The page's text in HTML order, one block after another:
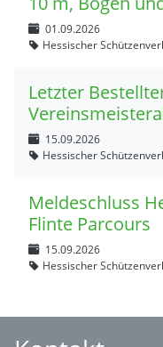
01.09.2026
Hessischer
Letzter
15.09.2026
Hessischer
Meldeschluss
Flinte Parcours
15.09.2026
Hessischer